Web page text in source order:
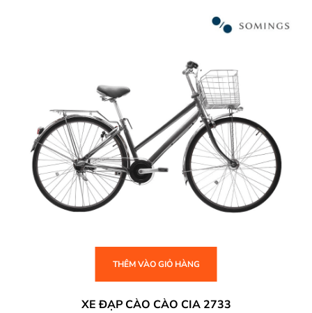
THÊM VÀO GIỎ HÀNG
XE ĐẠP CÀO CÀO CIA 2733